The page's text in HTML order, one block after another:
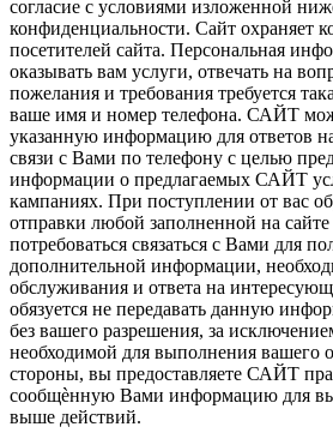
согласие с условиями изложенной
конфиденциальности. Сайт охраняет
посетителей сайта. Персональная
оказывать вам услуги, отвечать на
пожелания и требования требуется
ваше имя и номер телефона. САЙТ
указанную информацию для ответов
связи с Вами по телефону с целью
информации о предлагаемых САЙТ
кампаниях. При поступлении от вас
отправки любой заполненной на
потребоваться связаться с Вами для
дополнительной информации,
обслуживания и ответа на
обязуется не передавать данную
без вашего разрешения, за
необходимой для выполнения вашего
стороны, вы предоставляете САЙТ
сообщѐнную Вами информацию для
выше действий.